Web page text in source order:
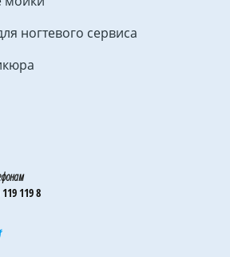
ногтевого сервиса
119 8